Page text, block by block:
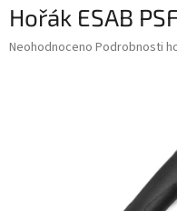
Hořák ESAB
Průměrné
Neohodnoceno Podrobnosti